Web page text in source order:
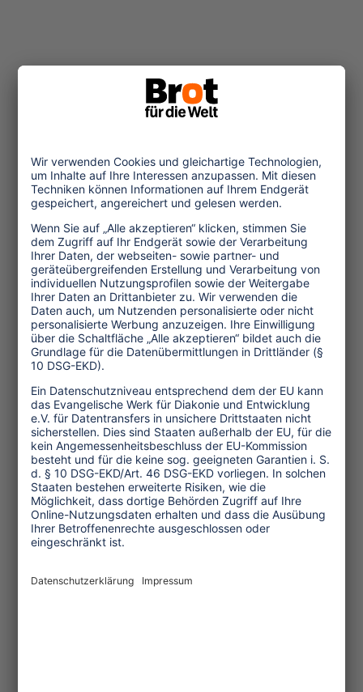
Kultur und Religion
Wirtschaft
Menschenrechte
Unternehmensverantwortung
Service und Tipps
One Planet Guide für faires
Reisen